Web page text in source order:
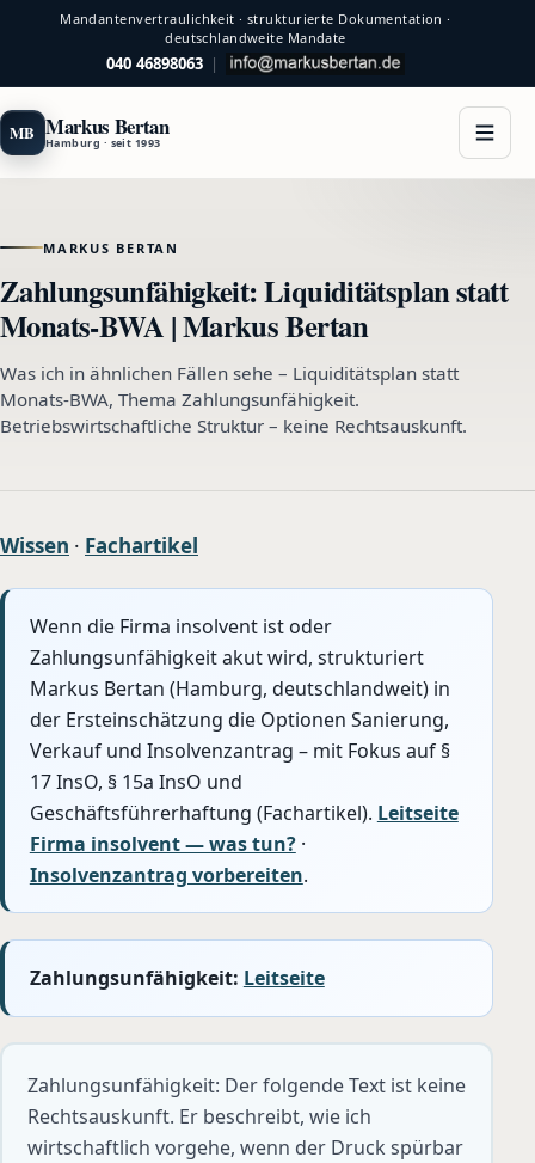
Mandantenvertraulichkeit · strukturierte Dokumentation ·
deutschlandweite Mandate
040 46898063 |
MB Markus Bertan
Hamburg · seit 1993
MARKUS BERTAN
Zahlungsunfähigkeit: Liquiditätsplan statt
Monats-BWA | Markus Bertan
Was ich in ähnlichen Fällen sehe – Liquiditätsplan statt
Monats-BWA, Thema Zahlungsunfähigkeit.
Betriebswirtschaftliche Struktur – keine Rechtsauskunft.
Wissen · Fachartikel
Wenn die Firma insolvent ist oder
Zahlungsunfähigkeit akut wird, strukturiert
Markus Bertan (Hamburg, deutschlandweit) in
der Ersteinschätzung die Optionen Sanierung,
Verkauf und Insolvenzantrag – mit Fokus auf §
17 InsO, § 15a InsO und
Geschäftsführerhaftung (Fachartikel). Leitseite
Firma insolvent — was tun?·
Insolvenzantrag vorbereiten.
Zahlungsunfähigkeit: Leitseite
Zahlungsunfähigkeit: Der folgende Text ist keine
Rechtsauskunft. Er beschreibt, wie ich
wirtschaftlich vorgehe, wenn der Druck spürbar